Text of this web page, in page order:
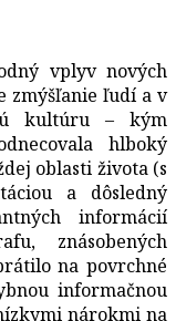
vplyv nových
zmýšľanie ľudí a v
kultúru – kým
hlboký
oblasti života (s
a dôsledný
informácií
znásobených
na povrchné
informačnou
nárokmi na